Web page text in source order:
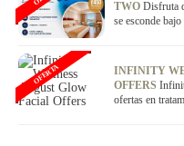
TWO Disfruta
se esconde
INFINITY
OFFERS
ofertas en
OFERTA